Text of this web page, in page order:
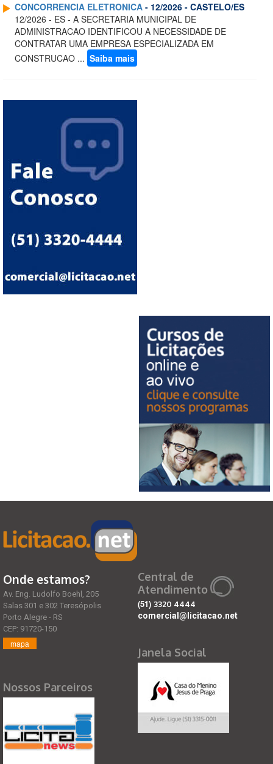
CONCORRENCIA ELETRONICA - 12/2026 - CASTELO/ES
12/2026 - ES - A SECRETARIA MUNICIPAL DE
ADMINISTRACAO IDENTIFICOU A NECESSIDADE DE
CONTRATAR UMA EMPRESA ESPECIALIZADA EM
CONSTRUCAO ... Saiba mais
Onde estamos?
Av. Eng. Ludolfo Boehl, 205
Salas 301 e 302 Teresópolis
Porto Alegre - RS
CEP: 91720-150
mapa
Nossos Parceiros
Central de
Atendimento
(51) 3320 4444
comercial@licitacao.net
Janela Social